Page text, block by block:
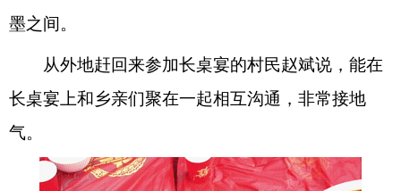
墨之间。
从外地赶回来参加长桌宴的村民赵斌说，能在
长桌宴上和乡亲们聚在一起相互沟通，非常接地
气。